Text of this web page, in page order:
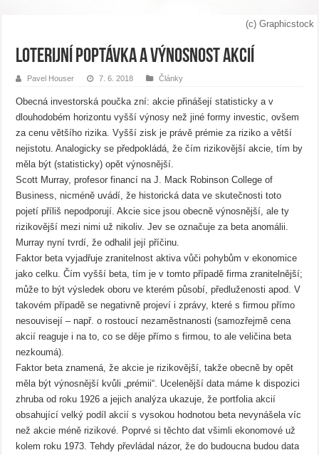
(c) Graphicstock
Loterijní poptávka a výnosnost akcií
Pavel Houser 7. 6. 2018 Články
Obecná investorská poučka zní: akcie přinášejí statisticky a v
dlouhodobém horizontu vyšší výnosy než jiné formy investic, ovšem
za cenu většího rizika. Vyšší zisk je právě prémie za riziko a větší
nejistotu. Analogicky se předpokládá, že čím rizikovější akcie, tím by
měla být (statisticky) opět výnosnější.
Scott Murray, profesor financí na J. Mack Robinson College of
Business, nicméně uvádí, že historická data ve skutečnosti toto
pojetí příliš nepodporují. Akcie sice jsou obecně výnosnější, ale ty
rizikovější mezi nimi už nikoliv. Jev se označuje za beta anomálii.
Murray nyní tvrdí, že odhalil její příčinu.
Faktor beta vyjadřuje zranitelnost aktiva vůči pohybům v ekonomice
jako celku. Čím vyšší beta, tím je v tomto případě firma zranitelnější;
může to být výsledek oboru ve kterém působí, předluženosti apod. V
takovém případě se negativně projeví i zprávy, které s firmou přímo
nesouvisejí – např. o rostoucí nezaměstnanosti (samozřejmě cena
akcií reaguje i na to, co se děje přímo s firmou, to ale veličina beta
nezkoumá).
Faktor beta znamená, že akcie je rizikovější, takže obecně by opět
měla být výnosnější kvůli „prémii“. Ucelenější data máme k dispozici
zhruba od roku 1926 a jejich analýza ukazuje, že portfolia akcií
obsahující velký podíl akcií s vysokou hodnotou beta nevynášela víc
než akcie méně rizikové. Poprvé si těchto dat všimli ekonomové už
kolem roku 1973. Tehdy převládal názor, že do budoucna budou data